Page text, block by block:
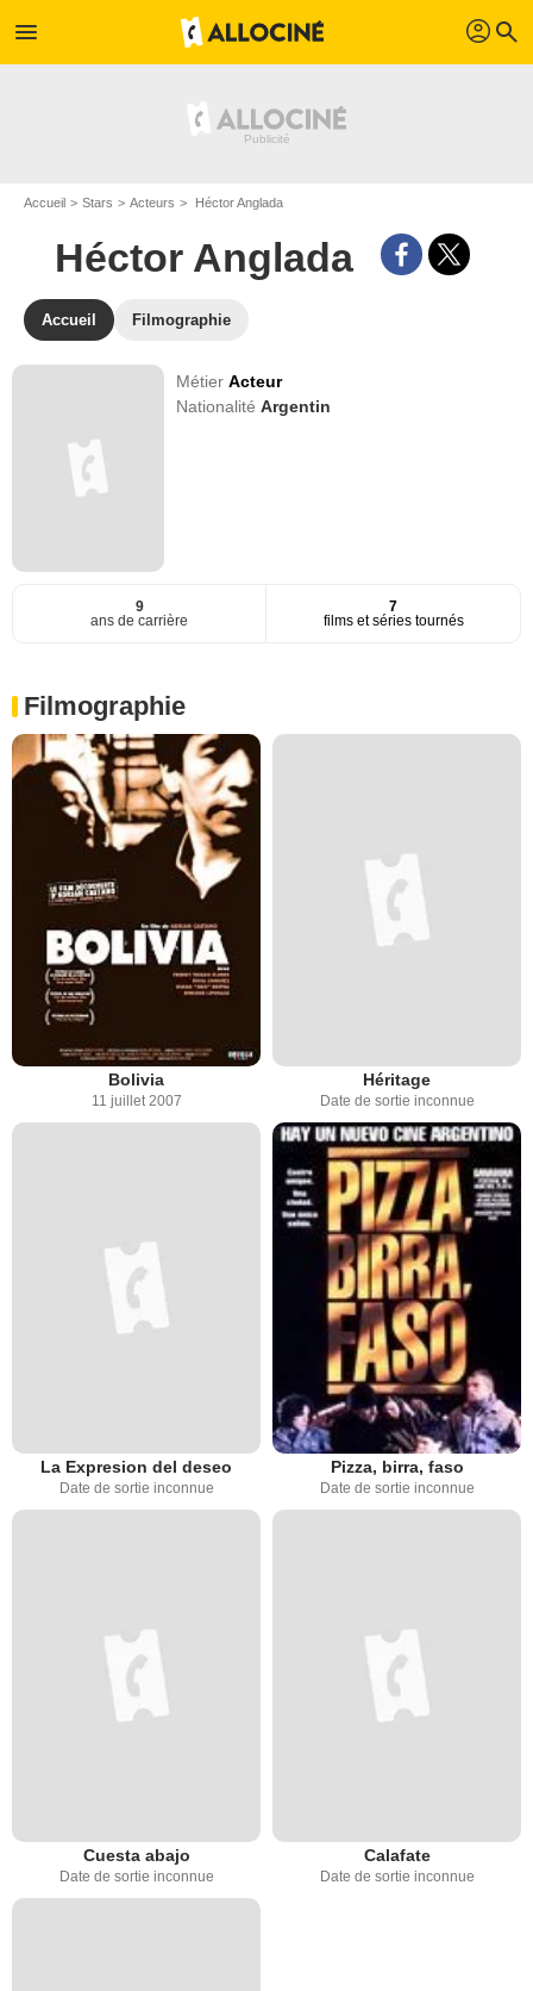
menu profil search
Accueil Stars Acteurs Héctor Anglada
Héctor Anglada
Accueil Filmographie
MétierActeur
NationalitéArgentin
9
ans de carrière
7
films et séries tournés
Filmographie
Bolivia
11 juillet 2007
Héritage
Date de sortie inconnue
La Expresion del deseo
Date de sortie inconnue
Pizza, birra, faso
Date de sortie inconnue
Cuesta abajo
Date de sortie inconnue
Calafate
Date de sortie inconnue